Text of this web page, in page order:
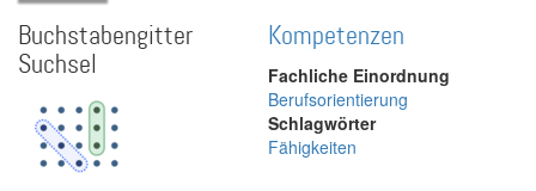
Buchstabengitter
Suchsel
Kompetenzen
Fachliche Einordnung
Berufsorientierung
Schlagwörter
Fähigkeiten